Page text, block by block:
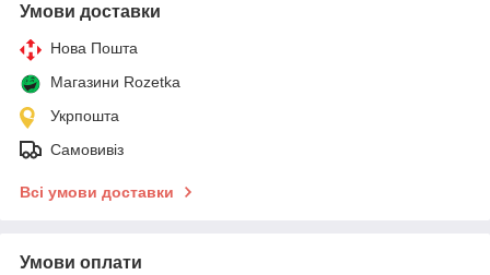
Умови доставки
Нова Пошта
Магазини Rozetka
Укрпошта
Самовивіз
Всі умови доставки
Умови оплати